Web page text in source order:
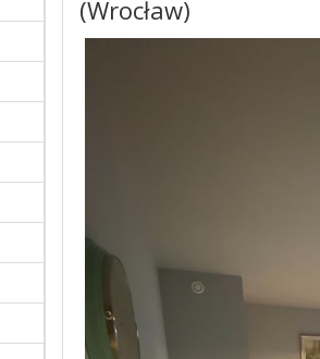
(Wrocław)